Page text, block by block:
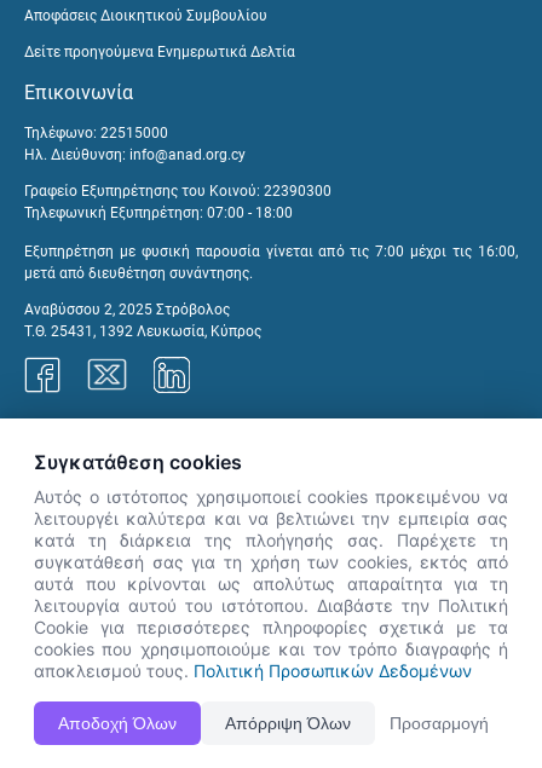
Αποφάσεις Διοικητικού Συμβουλίου
Δείτε προηγούμενα Ενημερωτικά Δελτία
Επικοινωνία
Τηλέφωνο: 22515000
Ηλ. Διεύθυνση: info@anad.org.cy
Γραφείο Εξυπηρέτησης του Κοινού: 22390300
Τηλεφωνική Εξυπηρέτηση: 07:00 - 18:00
Εξυπηρέτηση με φυσική παρουσία γίνεται από τις 7:00 μέχρι τις 16:00,
μετά από διευθέτηση συνάντησης.
Αναβύσσου 2, 2025 Στρόβολος
Τ.Θ. 25431, 1392 Λευκωσία, Κύπρος
Η Ιστοσελίδα ΑνΑΔ είναι πλήρως συμβατή με τις νεότερες εκδόσεις, Google Chrome, Mozilla Firefox,
Apple Safari καθώς και Internet Explorer.
👋 Καλώς ήρθες! Είμαι η Νόησις.
Πες μου πώς μπορώ να σε βοηθήσω
σήμερα.
Συγκατάθεση cookies
Αυτός ο ιστότοπος χρησιμοποιεί cookies προκειμένου να
λειτουργέι καλύτερα και να βελτιώνει την εμπειρία σας
κατά τη διάρκεια της πλοήγησής σας. Παρέχετε τη
συγκατάθεσή σας για τη χρήση των cookies, εκτός από
αυτά που κρίνονται ως απολύτως απαραίτητα για τη
λειτουργία αυτού του ιστότοπου. Διαβάστε την Πολιτική
Cookie για περισσότερες πληροφορίες σχετικά με τα
cookies που χρησιμοποιούμε και τον τρόπο διαγραφής ή
αποκλεισμού τους. Πολιτική Προσωπικών Δεδομένων
Αποδοχή Όλων Απόρριψη Όλων Προσαρμογή